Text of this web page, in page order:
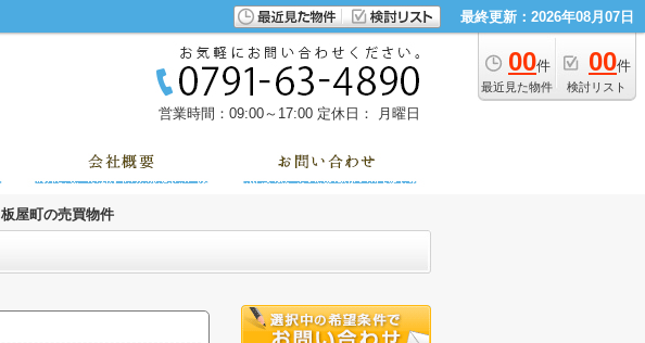
最終更新：2026年08月07日
00件
最近見た物件
00件
検討リスト
営業時間：09:00～17:00 定休日： 月曜日
板屋町の売買物件